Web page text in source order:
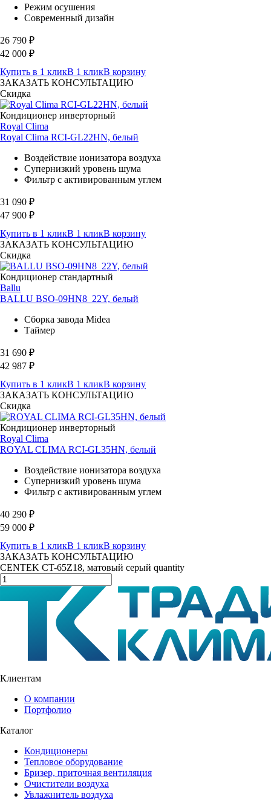
Режим осушения
Современный дизайн
26 790 ₽
42 000 ₽
Купить в 1 кликВ 1 кликВ корзину
ЗАКАЗАТЬ КОНСУЛЬТАЦИЮ
Скидка
Кондиционер инверторный
Royal Clima
Royal Clima RCI-GL22HN, белый
Воздействие ионизатора воздуха
Супернизкий уровень шума
Фильтр с активированным углем
31 090 ₽
47 900 ₽
Купить в 1 кликВ 1 кликВ корзину
ЗАКАЗАТЬ КОНСУЛЬТАЦИЮ
Скидка
Кондиционер стандартный
Ballu
BALLU BSO-09HN8_22Y, белый
Сборка завода Midea
Таймер
31 690 ₽
42 987 ₽
Купить в 1 кликВ 1 кликВ корзину
ЗАКАЗАТЬ КОНСУЛЬТАЦИЮ
Скидка
Кондиционер инверторный
Royal Clima
ROYAL CLIMA RCI-GL35HN, белый
Воздействие ионизатора воздуха
Супернизкий уровень шума
Фильтр с активированным углем
40 290 ₽
59 000 ₽
Купить в 1 кликВ 1 кликВ корзину
ЗАКАЗАТЬ КОНСУЛЬТАЦИЮ
CENTEK CT-65Z18, матовый серый quantity
Клиентам
О компании
Портфолио
Каталог
Кондиционеры
Тепловое оборудование
Бризер, приточная вентиляция
Очистители воздуха
Увлажнитель воздуха